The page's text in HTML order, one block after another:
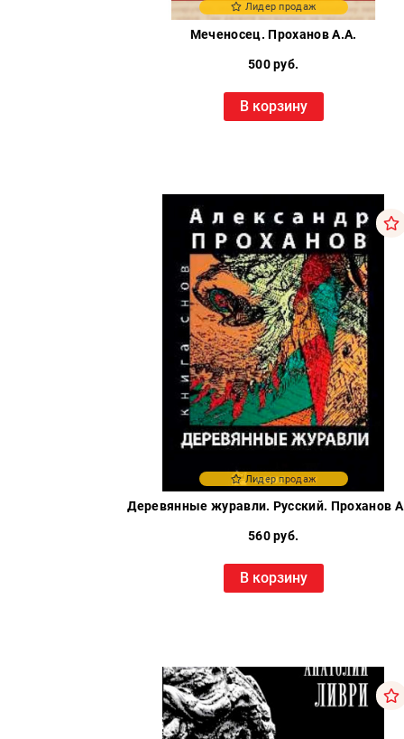
Лидер продаж
Меченосец. Проханов А.А.
500 руб.
В корзину
Лидер продаж
Деревянные журавли. Русский. Проханов
560 руб.
В корзину